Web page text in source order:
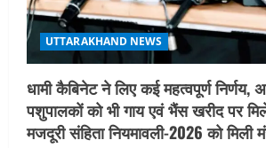
5
UTTARAKHAND NEWS
मिस उत्तराखंड 2026 के
ब्यूटीफुल आइज़’ एवं ‘मिस
आयोजन
August 5, 2026
UTTARAKHAND NEWS
धामी कैबिनेट ने लिए कई महत्वपूर्ण निर्णय,
पशुपालकों को भी गाय एवं भैंस खरीद पर
मजदूरी संहिता नियमावली-2026 को मिली